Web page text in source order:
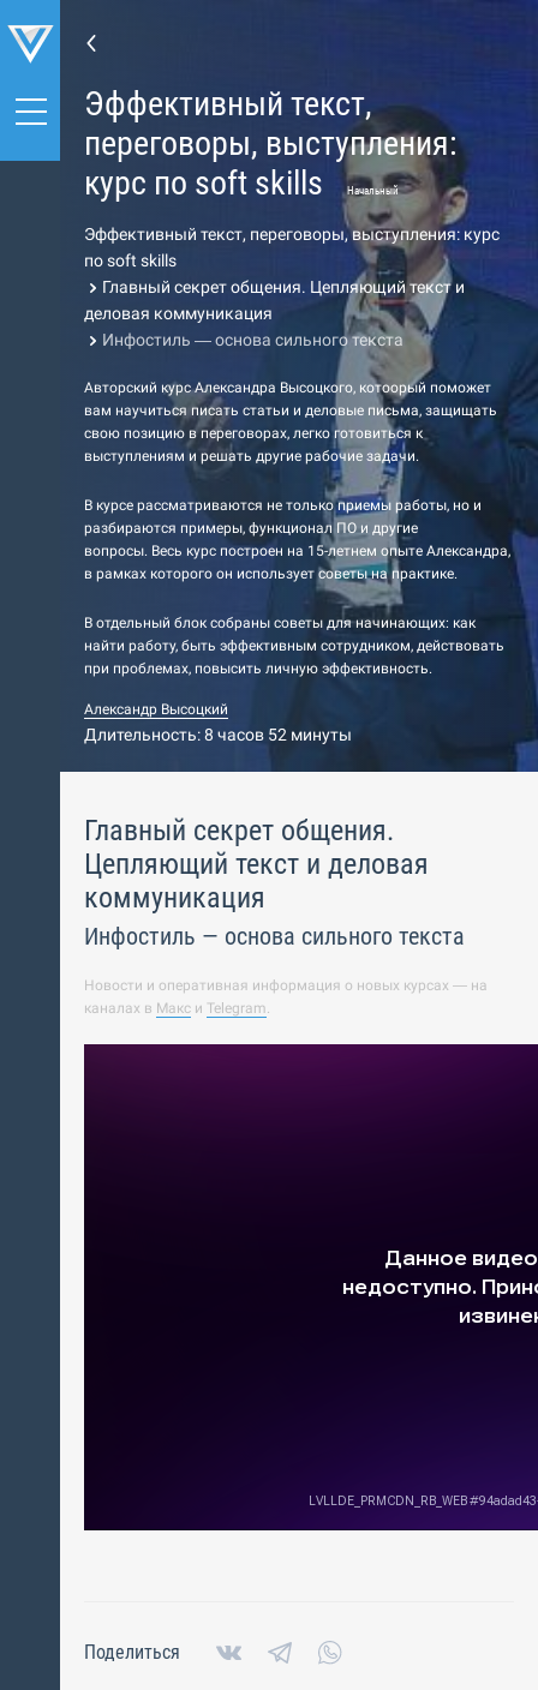
Эффективный текст,
переговоры, выступления:
курс по soft skills
Начальный
Эффективный текст, переговоры, выступления: курс
по soft skills
Главный секрет общения. Цепляющий текст и
деловая коммуникация
Инфостиль — основа сильного текста
Авторский курс Александра Высоцкого, котоорый поможет
вам научиться писать статьи и деловые письма, защищать
свою позицию в переговорах, легко готовиться к
выступлениям и решать другие рабочие задачи.
В курсе рассматриваются не только приемы работы, но и
разбираются примеры, функционал ПО и другие
вопросы. Весь курс построен на 15-летнем опыте Александра,
в рамках которого он использует советы на практике.
В отдельный блок собраны советы для начинающих: как
найти работу, быть эффективным сотрудником, действовать
при проблемах, повысить личную эффективность.
Александр Высоцкий
Длительность: 8 часов 52 минуты
Главный секрет общения.
Цепляющий текст и деловая
коммуникация
Инфостиль — основа сильного текста
Новости и оперативная информация о новых курсах — на
каналах в Макс и Telegram.
Поделиться